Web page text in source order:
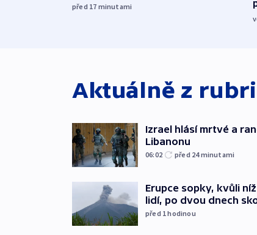
před 17 minutami
Aktuálně z
Izrael hlásí mrtvé a
Libanonu
06:02 před 24minutami
Erupce sopky, kvůli
lidí, po dvou dnech
před 1hodinou